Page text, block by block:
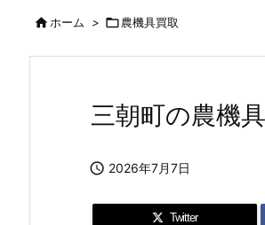
ホーム > 農機具買取
三朝町の農機
 2026年7月7日
Twitter